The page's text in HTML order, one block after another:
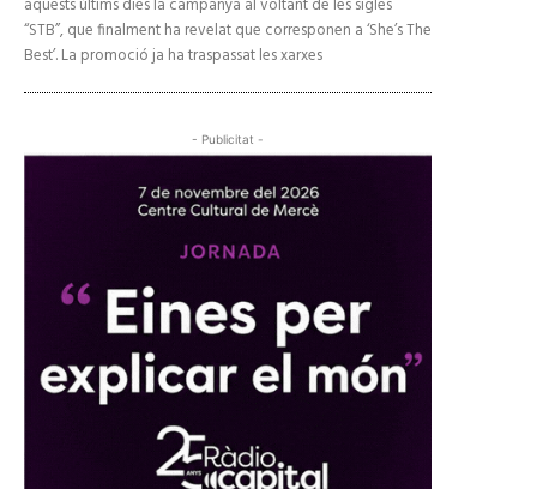
aquests últims dies la campanya al voltant de les sigles
“STB”, que finalment ha revelat que corresponen a ‘She’s The
Best’. La promoció ja ha traspassat les xarxes
- Publicitat -